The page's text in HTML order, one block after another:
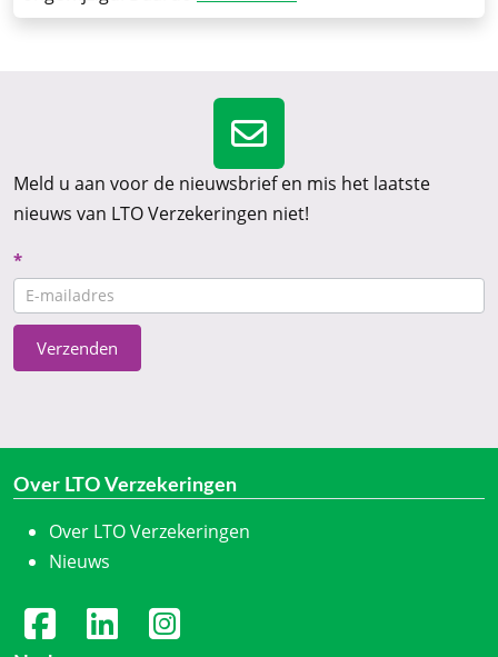
Meld u aan voor de nieuwsbrief en mis het laatste
nieuws van LTO Verzekeringen niet!
Nieuwsbrief
CTA
*
Verzenden
Over LTO Verzekeringen
Over LTO Verzekeringen
Nieuws